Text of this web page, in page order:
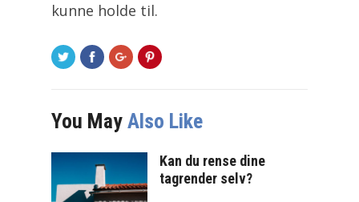
kunne holde til.
You May Also Like
Kan du rense dine
tagrender selv?